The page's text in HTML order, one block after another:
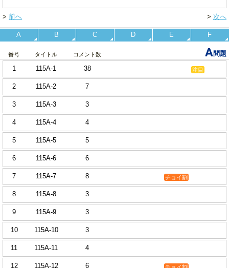
> 前へ > 次へ
A B C D E F
番号 タイトル コメント数 A問題
1
115A-1 38 注目
2 115A-2 7
3 115A-3 3
4 115A-4 4
5 115A-5 5
6 115A-6 6
7 115A-7 8 チョイ割
8 115A-8 3
9 115A-9 3
10 115A-10 3
11 115A-11 4
12 115A-12 6